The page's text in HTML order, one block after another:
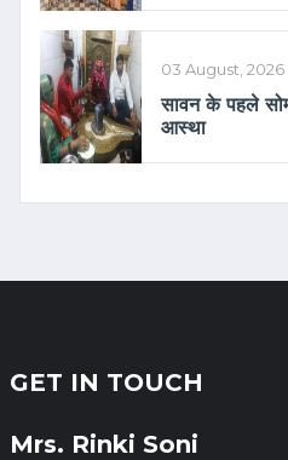
03 August, 2026
सावन के पहले
आस्था
GET IN TOUCH
Mrs. Rinki Soni